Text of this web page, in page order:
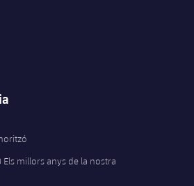
millors anys de la nostra